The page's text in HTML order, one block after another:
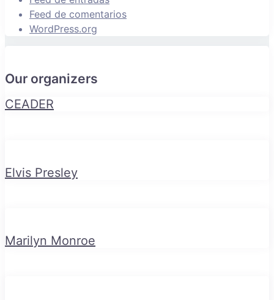
Feed de comentarios
WordPress.org
Our organizers
CEADER
Elvis Presley
Marilyn Monroe